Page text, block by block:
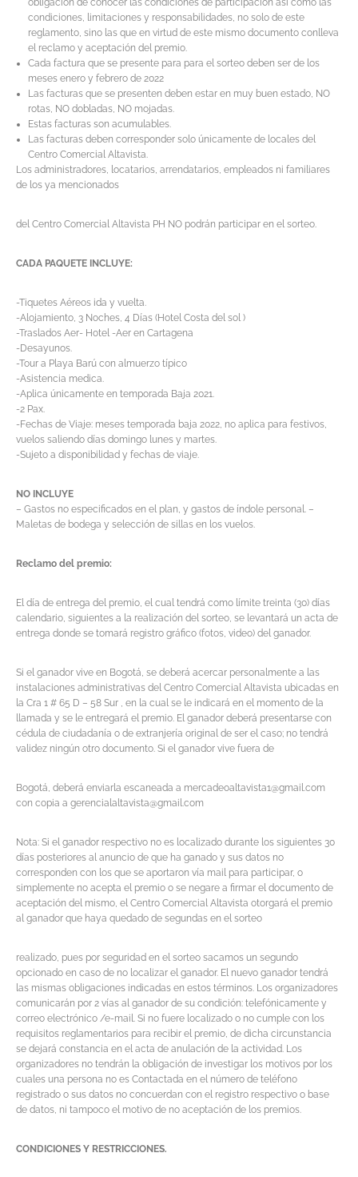
obligación de conocer las condiciones de participación así como las
condiciones, limitaciones y responsabilidades, no solo de este
reglamento, sino las que en virtud de este mismo documento conlleva
el reclamo y aceptación del premio.
Cada factura que se presente para para el sorteo deben ser de los
meses enero y febrero de 2022
Las facturas que se presenten deben estar en muy buen estado, NO
rotas, NO dobladas, NO mojadas.
Estas facturas son acumulables.
Las facturas deben corresponder solo únicamente de locales del
Centro Comercial Altavista.
Los administradores, locatarios, arrendatarios, empleados ni familiares
de los ya mencionados
del Centro Comercial Altavista PH NO podrán participar en el sorteo.
CADA PAQUETE INCLUYE:
-Tiquetes Aéreos ida y vuelta.
-Alojamiento, 3 Noches, 4 Días (Hotel Costa del sol )
-Traslados Aer- Hotel -Aer en Cartagena
-Desayunos.
-Tour a Playa Barú con almuerzo típico
-Asistencia medica.
-Aplica únicamente en temporada Baja 2021.
-2 Pax.
-Fechas de Viaje: meses temporada baja 2022, no aplica para festivos,
vuelos saliendo días domingo lunes y martes.
-Sujeto a disponibilidad y fechas de viaje.
NO INCLUYE
– Gastos no especificados en el plan, y gastos de índole personal. –
Maletas de bodega y selección de sillas en los vuelos.
Reclamo del premio:
El día de entrega del premio, el cual tendrá como límite treinta (30) días
calendario, siguientes a la realización del sorteo, se levantará un acta de
entrega donde se tomará registro gráfico (fotos, video) del ganador.
Si el ganador vive en Bogotá, se deberá acercar personalmente a las
instalaciones administrativas del Centro Comercial Altavista ubicadas en
la Cra 1 # 65 D – 58 Sur , en la cual se le indicará en el momento de la
llamada y se le entregará el premio. El ganador deberá presentarse con
cédula de ciudadanía o de extranjería original de ser el caso; no tendrá
validez ningún otro documento. Si el ganador vive fuera de
Bogotá, deberá enviarla escaneada a mercadeoaltavista1@gmail.com
con copia a gerencialaltavista@gmail.com
Nota: Si el ganador respectivo no es localizado durante los siguientes 30
días posteriores al anuncio de que ha ganado y sus datos no
corresponden con los que se aportaron vía mail para participar, o
simplemente no acepta el premio o se negare a firmar el documento de
aceptación del mismo, el Centro Comercial Altavista otorgará el premio
al ganador que haya quedado de segundas en el sorteo
realizado, pues por seguridad en el sorteo sacamos un segundo
opcionado en caso de no localizar el ganador. El nuevo ganador tendrá
las mismas obligaciones indicadas en estos términos. Los organizadores
comunicarán por 2 vías al ganador de su condición: telefónicamente y
correo electrónico /e-mail. Si no fuere localizado o no cumple con los
requisitos reglamentarios para recibir el premio, de dicha circunstancia
se dejará constancia en el acta de anulación de la actividad. Los
organizadores no tendrán la obligación de investigar los motivos por los
cuales una persona no es Contactada en el número de teléfono
registrado o sus datos no concuerdan con el registro respectivo o base
de datos, ni tampoco el motivo de no aceptación de los premios.
CONDICIONES Y RESTRICCIONES.